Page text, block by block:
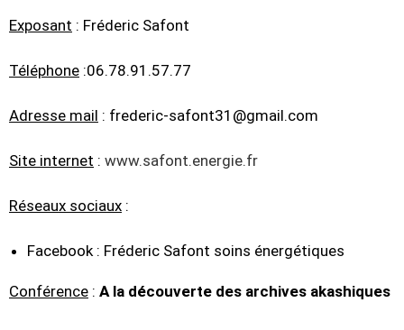
Exposant : Fréderic Safont
Téléphone :06.78.91.57.77
Adresse mail : frederic-safont31@gmail.com
Site internet : www.safont.energie.fr
Réseaux sociaux :
Facebook : Fréderic Safont soins énergétiques
Conférence : A la découverte des archives akashiques